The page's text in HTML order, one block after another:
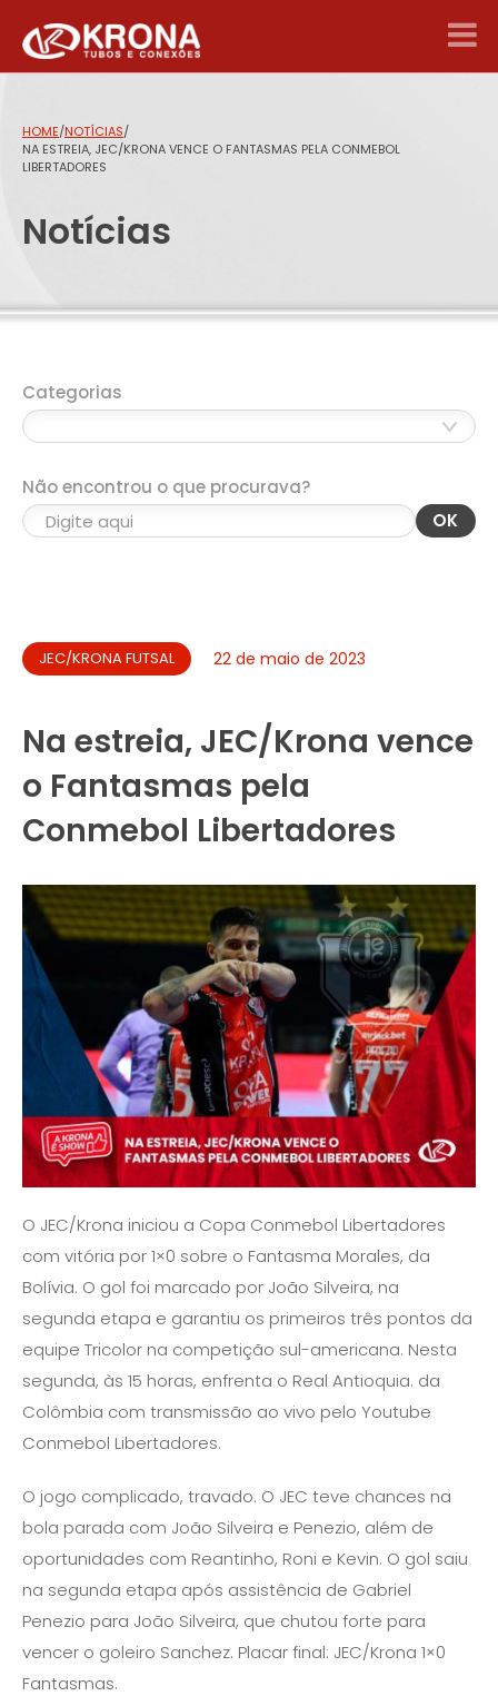
HOME/NOTÍCIAS/
NA ESTREIA, JEC/KRONA VENCE O FANTASMAS PELA CONMEBOL
LIBERTADORES
Notícias
Categorias
Não encontrou o que procurava?
OK
JEC/KRONA FUTSAL 22 de maio de 2023
Na estreia, JEC/Krona vence
o Fantasmas pela
Conmebol Libertadores
O JEC/Krona iniciou a Copa Conmebol Libertadores
com vitória por 1×0 sobre o Fantasma Morales, da
Bolívia. O gol foi marcado por João Silveira, na
segunda etapa e garantiu os primeiros três pontos da
equipe Tricolor na competição sul-americana. Nesta
segunda, às 15 horas, enfrenta o Real Antioquia. da
Colômbia com transmissão ao vivo pelo Youtube
Conmebol Libertadores.
O jogo complicado, travado. O JEC teve chances na
bola parada com João Silveira e Penezio, além de
oportunidades com Reantinho, Roni e Kevin. O gol saiu
na segunda etapa após assistência de Gabriel
Penezio para João Silveira, que chutou forte para
vencer o goleiro Sanchez. Placar final: JEC/Krona 1×0
Fantasmas.